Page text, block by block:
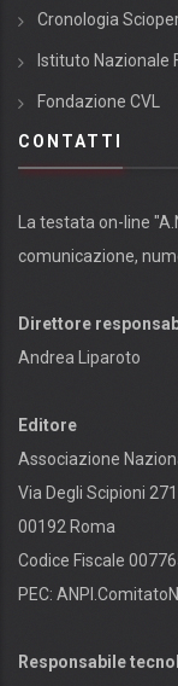
Cronologia
Istituto Nazionale
Fondazione CVL
CONTATTI
La testata on-line
comunicazione,
Direttore
Andrea Liparoto
Editore
Associazione
Via Degli Scipioni 271
00192 Roma
Codice Fiscale
PEC:
Responsabile